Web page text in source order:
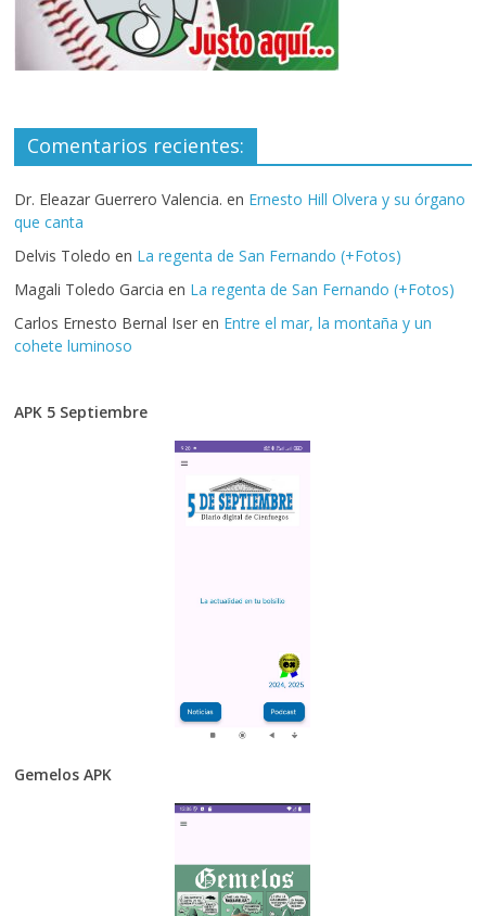
Comentarios recientes:
Dr. Eleazar Guerrero Valencia. en Ernesto Hill Olvera y su órgano
que canta
Delvis Toledo en La regenta de San Fernando (+Fotos)
Magali Toledo Garcia en La regenta de San Fernando (+Fotos)
Carlos Ernesto Bernal Iser en Entre el mar, la montaña y un
cohete luminoso
APK 5 Septiembre
Gemelos APK